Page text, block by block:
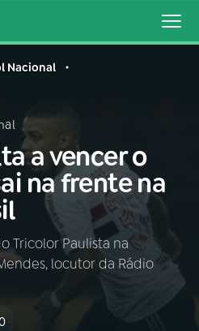
VIVO
Nacional
a vencer o
na frente na
Tricolor Paulista na
locutor da Rádio